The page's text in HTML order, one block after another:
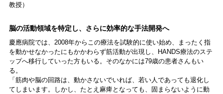
教授）
脳の活動領域を特定し、さらに効率的な手法開発へ
慶應病院では、2008年からこの療法を試験的に使い始め、まったく指
を動かせなかったにもかかわらず筋活動が出現し、HANDS療法のステ
ップへ移行していった方もいる。そのなかには79歳の患者さんもい
る。
「筋肉や脳の回路は、動かさないでいれば、若い人であっても退化し
てしまいます。しかし、たとえ麻痺となっても、固まらないように動